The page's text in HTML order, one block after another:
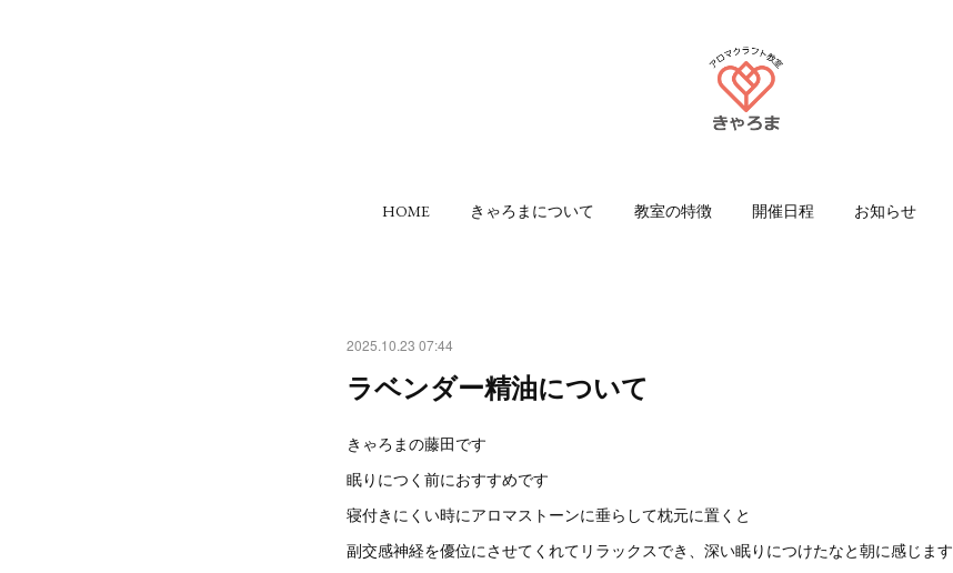
HOME きゃろまについて 教室の特徴 開催日程 お知らせ
2025.10.23 07:44
ラベンダー精油について
きゃろまの藤田です
眠りにつく前におすすめです
寝付きにくい時にアロマストーンに垂らして枕元に置くと
副交感神経を優位にさせてくれてリラックスでき、深い眠りにつけたなと朝に感じます